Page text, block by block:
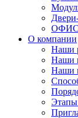
О компании
Наши
Наши
Наши
Этапы